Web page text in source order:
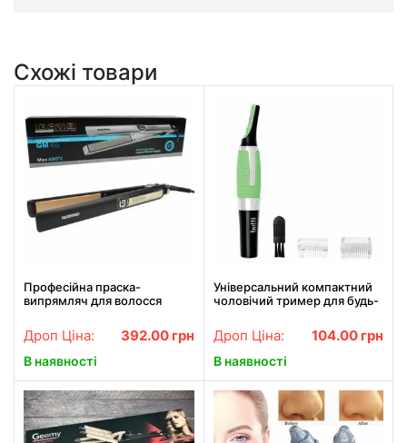
Схожі товари
Професійна праска-
випрямляч для волосся
Дроп Ціна: 392.00 грн
В наявності
Універсальний компактний
чоловічий тример для будь-
Найкраща ціна!
Дроп Ціна: 104.00 грн
В наявності